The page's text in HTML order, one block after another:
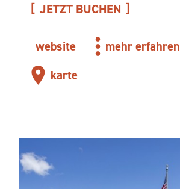
JETZT BUCHEN
website
mehr erfahren
karte